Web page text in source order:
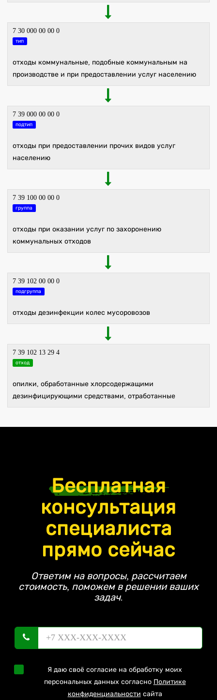
7 30 000 00 00 0
тип
отходы коммунальные, подобные коммунальным на
производстве и при предоставлении услуг населению
7 39 000 00 00 0
подтип
отходы при предоставлении прочих видов услуг
населению
7 39 100 00 00 0
группа
отходы при оказании услуг по захоронению
коммунальных отходов
7 39 102 00 00 0
подгруппа
отходы дезинфекции колес мусоровозов
7 39 102 13 29 4
отход
опилки, обработанные хлорсодержащими
дезинфицирующими средствами, отработанные
Бесплатная
консультация
специалиста
прямо сейчас
Ответим на вопросы, рассчитаем
стоимость, поможем в решении ваших
задач.
Я даю своё согласие на обработку моих
персональных данных согласно Политике
конфиденциальности сайта